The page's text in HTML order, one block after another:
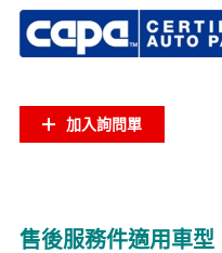
加入詢問單
售後服務件適用車型